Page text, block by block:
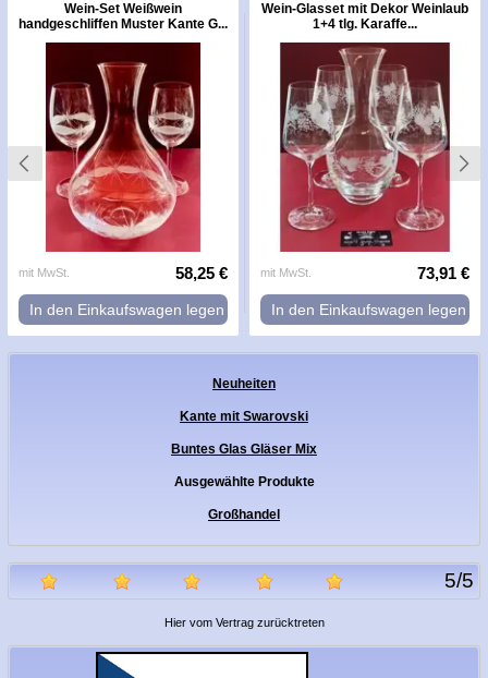
Neuheiten
Kante mit Swarovski
Buntes Glas Gläser Mix
Ausgewählte Produkte
Großhandel
5/5
Hier vom Vertrag zurücktreten
Wein-Set Weißwein
handgeschliffen Muster Kante G...
mit MwSt. 58,25 €
In den Einkaufswagen legen
Wein-Glasset mit Dekor Weinlaub
1+4 tlg. Karaffe...
mit MwSt. 73,91 €
In den Einkaufswagen legen